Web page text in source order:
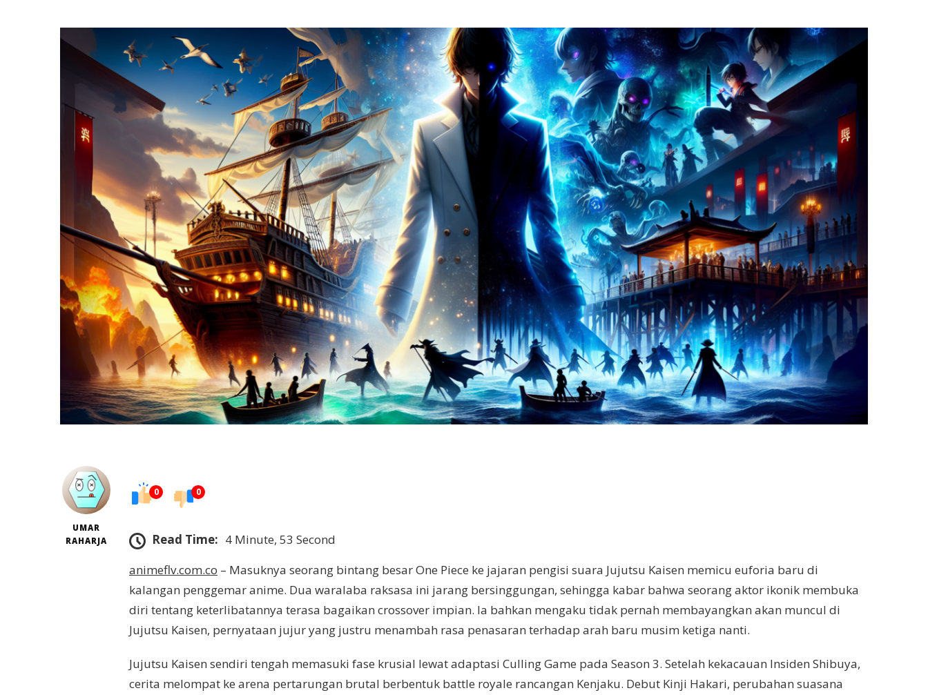
UMAR
RAHARJA
0 0
Read Time: 4 Minute, 53 Second
animeflv.com.co – Masuknya seorang bintang besar One Piece ke jajaran pengisi suara Jujutsu Kaisen memicu euforia baru di
kalangan penggemar anime. Dua waralaba raksasa ini jarang bersinggungan, sehingga kabar bahwa seorang aktor ikonik membuka
diri tentang keterlibatannya terasa bagaikan crossover impian. Ia bahkan mengaku tidak pernah membayangkan akan muncul di
Jujutsu Kaisen, pernyataan jujur yang justru menambah rasa penasaran terhadap arah baru musim ketiga nanti.
Jujutsu Kaisen sendiri tengah memasuki fase krusial lewat adaptasi Culling Game pada Season 3. Setelah kekacauan Insiden Shibuya,
cerita melompat ke arena pertarungan brutal berbentuk battle royale rancangan Kenjaku. Debut Kinji Hakari, perubahan suasana